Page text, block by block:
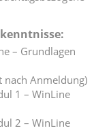
– Grundlagen
nach Anmeldung)
1 – WinLine
2 – WinLine